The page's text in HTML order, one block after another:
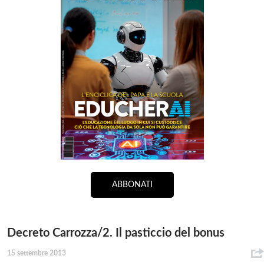
ABBONATI
Decreto Carrozza/2. Il pasticcio del bonus
15 settembre 2013